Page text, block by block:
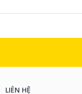
LIÊN HỆ